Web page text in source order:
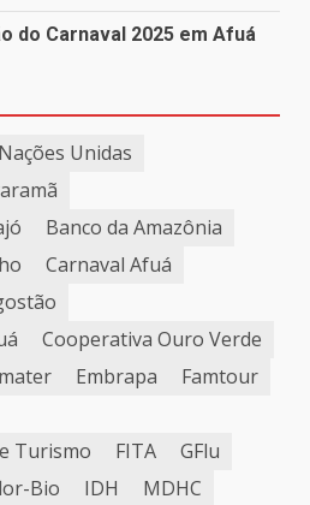
do Carnaval 2025 em Afuá
Unidas
Banco da Amazônia
Carnaval Afuá
Cooperativa Ouro Verde
Embrapa
Famtour
Turismo
FITA
GFlu
Bio IDH
MDHC